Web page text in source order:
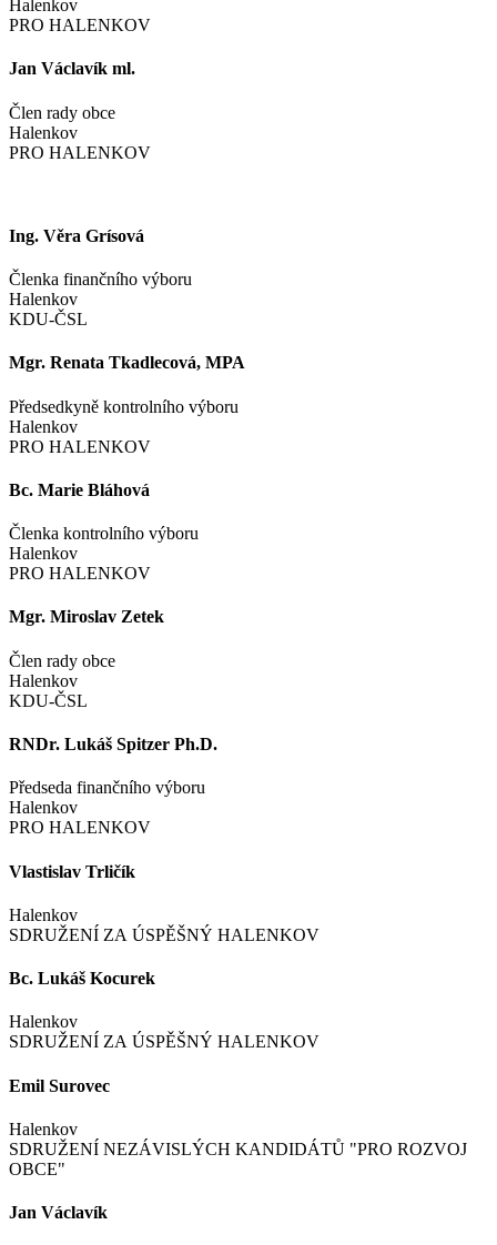
Halenkov
PRO HALENKOV
Jan Václavík ml.
Člen rady obce
Halenkov
PRO HALENKOV
Ing. Věra Grísová
Členka finančního výboru
Halenkov
KDU-ČSL
Mgr. Renata Tkadlecová, MPA
Předsedkyně kontrolního výboru
Halenkov
PRO HALENKOV
Bc. Marie Bláhová
Členka kontrolního výboru
Halenkov
PRO HALENKOV
Mgr. Miroslav Zetek
Člen rady obce
Halenkov
KDU-ČSL
RNDr. Lukáš Spitzer Ph.D.
Předseda finančního výboru
Halenkov
PRO HALENKOV
Vlastislav Trličík
Halenkov
SDRUŽENÍ ZA ÚSPĚŠNÝ HALENKOV
Bc. Lukáš Kocurek
Halenkov
SDRUŽENÍ ZA ÚSPĚŠNÝ HALENKOV
Emil Surovec
Halenkov
SDRUŽENÍ NEZÁVISLÝCH KANDIDÁTŮ "PRO ROZVOJ
OBCE"
Jan Václavík